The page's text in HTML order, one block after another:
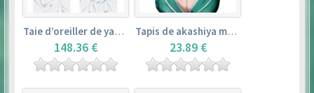
Taie d’oreiller de yamada elf – eromanga sensei
148.36 €
Tapis de akashiya moka – rosario + vampire
23.89 €